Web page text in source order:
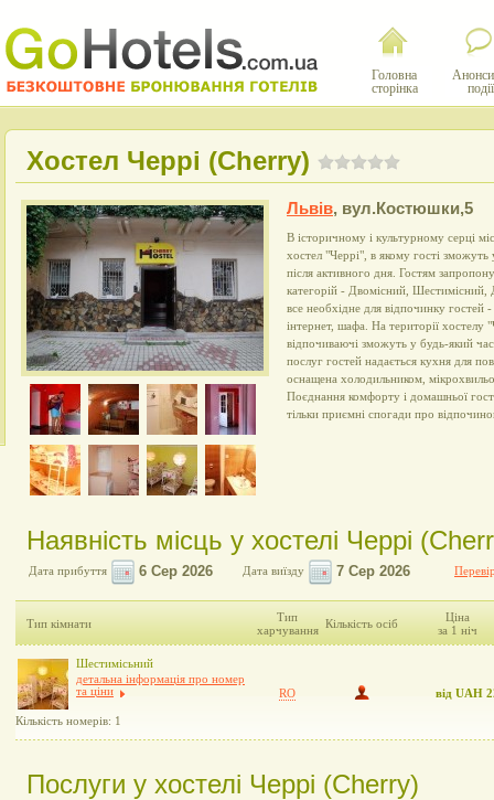
Головна
сторінка
події
Хостел Черрі (Cherry)
Львів, вул.Костюшки,5
В історичному і культурному серці
хостел "Черрі", в якому гості
після активного дня. Гостям
категорій - Двомісний,
все необхідне для відпочинку гостей
інтернет, шафа. На території хостелу
відпочиваючі зможуть у будь-який
послуг гостей надається кухня для
оснащена холодильником,
Поєднання комфорту і домашньої
тільки приємні спогади про
Наявність місць у хостелі Черрі
Дата прибуття Дата виїзду
Тип кімнати
Тип
харчування Кількість осіб
Ціна
за 1 ніч
Шестимісьний
детальна інформація про номер
та ціни
Кількість номерів: 1
RO від UAH
Послуги у хостелі Черрі (Cherry)